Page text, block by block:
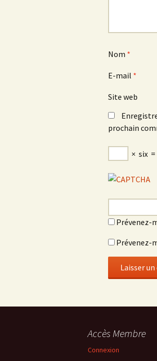
Nom *
E-mail *
Site web
prochain
× six =
Prévenez-
Prévenez-
Accès Membre
Connexion